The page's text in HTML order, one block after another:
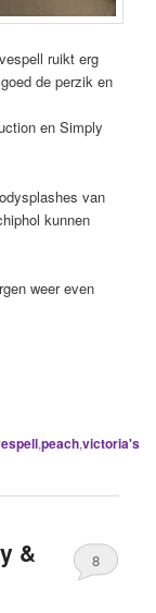
ruikt erg
de perzik en
en Simply
van
kunnen
weer even
,peach,victoria's
&
8